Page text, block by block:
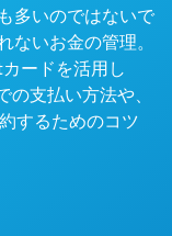
多いのではないで
ないお金の管理。
ードを活用し
の支払い方法や、
するためのコツ